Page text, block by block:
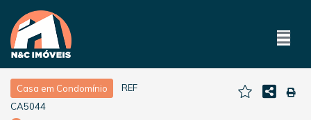
Casa em Condomínio
REF
CA5044